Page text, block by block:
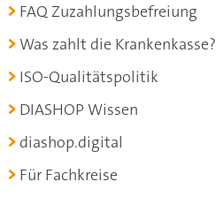
FAQ Zuzahlungsbefreiung
Was zahlt die Krankenkasse?
ISO-Qualitätspolitik
DIASHOP Wissen
diashop.digital
Für Fachkreise